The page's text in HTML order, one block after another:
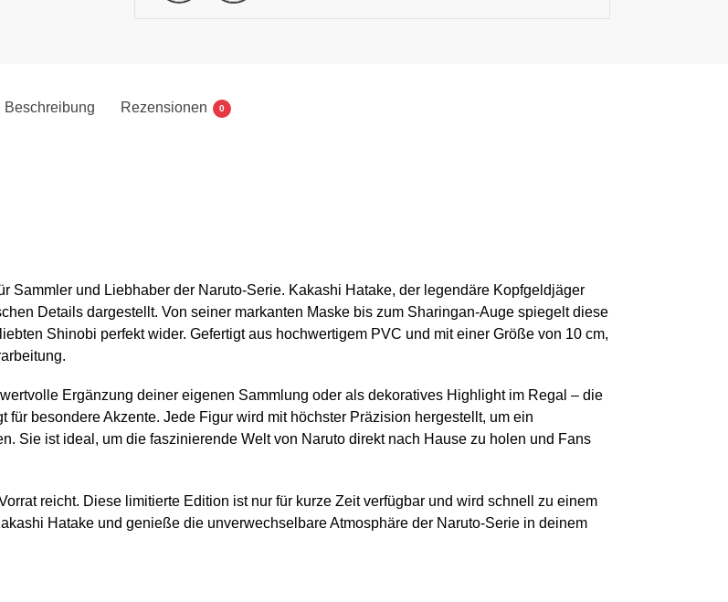
Beschreibung Rezensionen 0
Sammler und Liebhaber der Naruto-Serie. Kakashi Hatake, der legendäre Kopfgeldjäger
Details dargestellt. Von seiner markanten Maske bis zum Sharingan-Auge spiegelt diese
Shinobi perfekt wider. Gefertigt aus hochwertigem PVC und mit einer Größe von 10 cm,
Ergänzung deiner eigenen Sammlung oder als dekoratives Highlight im Regal – die
besondere Akzente. Jede Figur wird mit höchster Präzision hergestellt, um ein
Sie ist ideal, um die faszinierende Welt von Naruto direkt nach Hause zu holen und Fans
reicht. Diese limitierte Edition ist nur für kurze Zeit verfügbar und wird schnell zu einem
Hatake und genieße die unverwechselbare Atmosphäre der Naruto-Serie in deinem